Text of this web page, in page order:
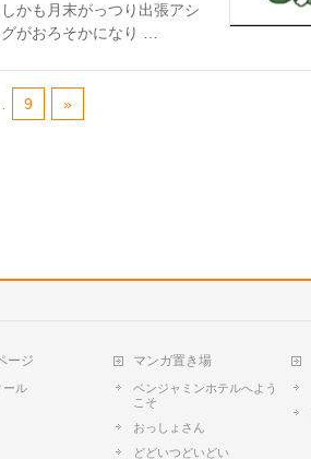
かも月末がっつり出張アシ
がおろそかになり …
9 »
ージ
ール
マンガ置き場
ベンジャミンホテルへよう
こそ
おっしょさん
どどいつどいどい